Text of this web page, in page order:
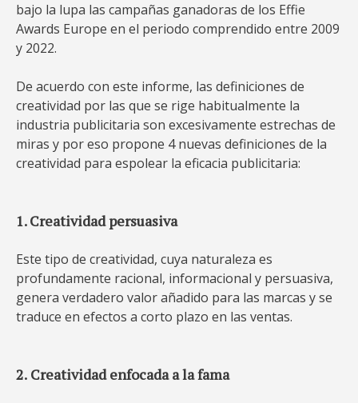
bajo la lupa las campañas ganadoras de los Effie
Awards Europe en el periodo comprendido entre 2009
y 2022.
De acuerdo con este informe, las definiciones de
creatividad por las que se rige habitualmente la
industria publicitaria son excesivamente estrechas de
miras y por eso propone 4 nuevas definiciones de la
creatividad para espolear la eficacia publicitaria:
1. Creatividad persuasiva
Este tipo de creatividad, cuya naturaleza es
profundamente racional, informacional y persuasiva,
genera verdadero valor añadido para las marcas y se
traduce en efectos a corto plazo en las ventas.
2. Creatividad enfocada a la fama